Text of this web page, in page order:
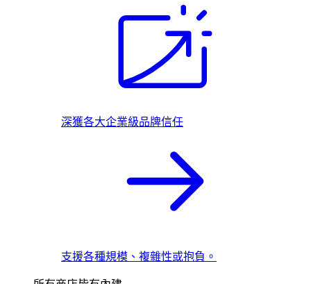
深獲各大企業級品牌信任
支援各種規模、複雜性或抱負。